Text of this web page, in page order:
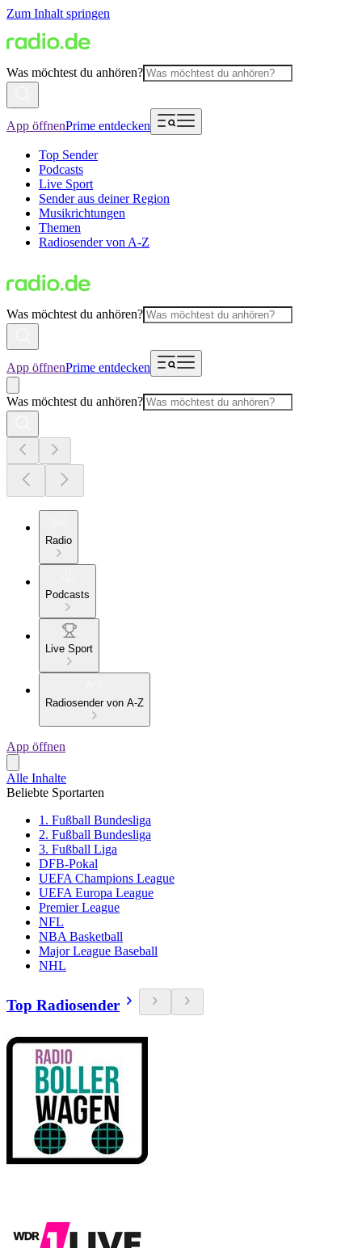
Zum Inhalt springen
Was möchtest du anhören?
App öffnenPrime entdecken
Top Sender
Podcasts
Live Sport
Sender aus deiner Region
Musikrichtungen
Themen
Radiosender von A-Z
Was möchtest du anhören?
App öffnenPrime entdecken
Was möchtest du anhören?
Radio
Podcasts
Live Sport
Radiosender von A-Z
App öffnen
Alle Inhalte
Beliebte Sportarten
1. Fußball Bundesliga
2. Fußball Bundesliga
3. Fußball Liga
DFB-Pokal
UEFA Champions League
UEFA Europa League
Premier League
NFL
NBA Basketball
Major League Baseball
NHL
Top Radiosender